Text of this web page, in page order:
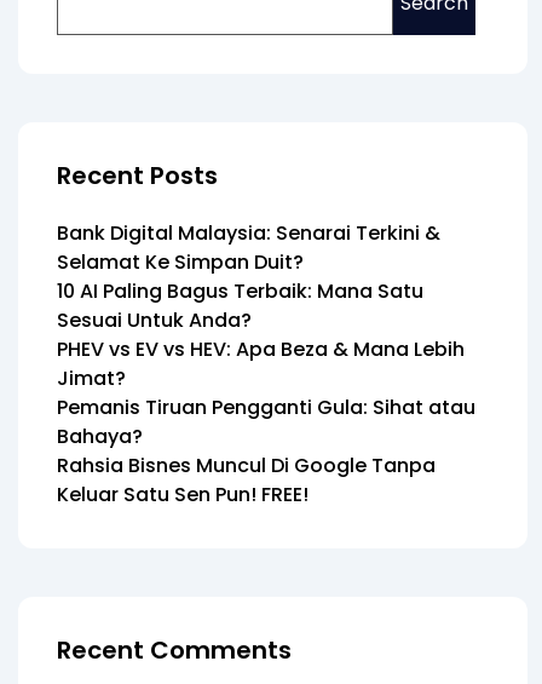
Recent Posts
Bank Digital Malaysia: Senarai Terkini &
Selamat Ke Simpan Duit?
10 AI Paling Bagus Terbaik: Mana Satu
Sesuai Untuk Anda?
PHEV vs EV vs HEV: Apa Beza & Mana Lebih
Jimat?
Pemanis Tiruan Pengganti Gula: Sihat atau
Bahaya?
Rahsia Bisnes Muncul Di Google Tanpa
Keluar Satu Sen Pun! FREE!
Recent Comments